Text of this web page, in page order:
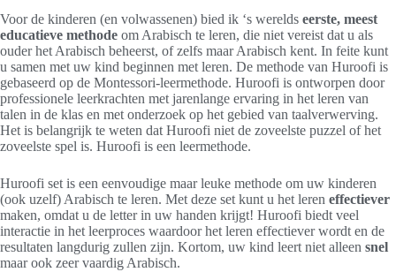
Voor de kinderen (en volwassenen) bied ik ‘s werelds eerste, meest
educatieve methode om Arabisch te leren, die niet vereist dat u als
ouder het Arabisch beheerst, of zelfs maar Arabisch kent. In feite kunt
u samen met uw kind beginnen met leren. De methode van Huroofi is
gebaseerd op de Montessori-leermethode. Huroofi is ontworpen door
professionele leerkrachten met jarenlange ervaring in het leren van
talen in de klas en met onderzoek op het gebied van taalverwerving.
Het is belangrijk te weten dat Huroofi niet de zoveelste puzzel of het
zoveelste spel is. Huroofi is een leermethode.
Huroofi set is een eenvoudige maar leuke methode om uw kinderen
(ook uzelf) Arabisch te leren. Met deze set kunt u het leren effectiever
maken, omdat u de letter in uw handen krijgt! Huroofi biedt veel
interactie in het leerproces waardoor het leren effectiever wordt en de
resultaten langdurig zullen zijn. Kortom, uw kind leert niet alleen snel
maar ook zeer vaardig Arabisch.